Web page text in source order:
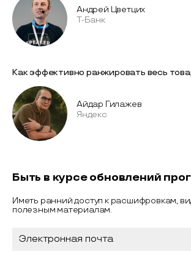
Андрей Цветцих
Т-Банк
Как эффективно ранжировать весь
Айдар Гилажев
Яндекс
Быть в курсе обновлений
Иметь ранний доступ к расшифровкам,
полезным материалам.